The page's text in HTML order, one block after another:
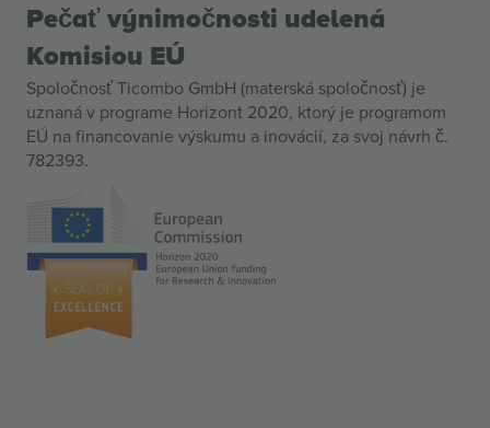
Pečať výnimočnosti udelená
Komisiou EÚ
Spoločnosť Ticombo GmbH (materská spoločnosť) je
uznaná v programe Horizont 2020, ktorý je programom
EÚ na financovanie výskumu a inovácií, za svoj návrh č.
782393.